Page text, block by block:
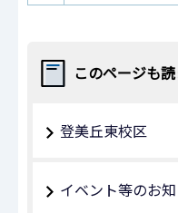
このページも
登美丘東校区
イベント等のお